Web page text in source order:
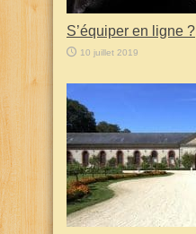
S’équiper en ligne ?
10 juillet 2019